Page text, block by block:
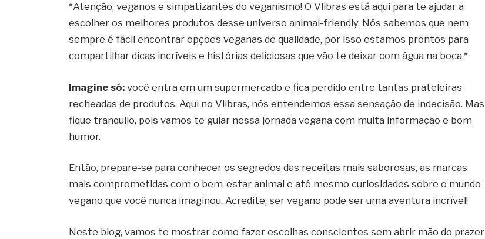
*Atenção, veganos e simpatizantes do veganismo! O Vlibras está aqui para te ajudar a
escolher os melhores produtos desse universo animal-friendly. Nós sabemos que nem
sempre é fácil encontrar opções veganas de qualidade, por isso estamos prontos para
compartilhar dicas incríveis e histórias deliciosas que vão te deixar com água na boca.*
Imagine só: você entra em um supermercado e fica perdido entre tantas prateleiras
recheadas de produtos. Aqui no Vlibras, nós entendemos essa sensação de indecisão. Mas
fique tranquilo, pois vamos te guiar nessa jornada vegana com muita informação e bom
humor.
Então, prepare-se para conhecer os segredos das receitas mais saborosas, as marcas
mais comprometidas com o bem-estar animal e até mesmo curiosidades sobre o mundo
vegano que você nunca imaginou. Acredite, ser vegano pode ser uma aventura incrível!
Neste blog, vamos te mostrar como fazer escolhas conscientes sem abrir mão do prazer